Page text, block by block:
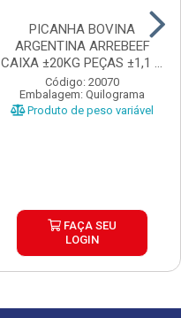
PICANHA BOVINA
ARGENTINA ARREBEEF
CAIXA ±20KG PEÇAS ±1,1 A
1...
Código: 20070
Embalagem: Quilograma
Produto de peso variável
FAÇA SEU
LOGIN